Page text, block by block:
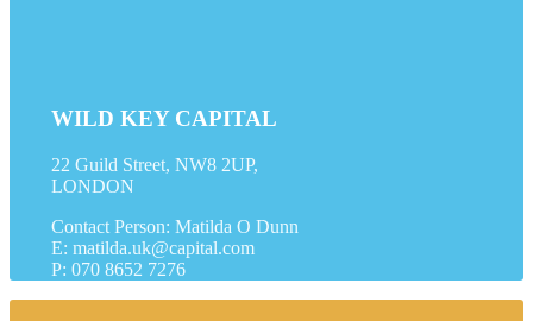
WILD KEY CAPITAL
22 Guild Street, NW8 2UP,
LONDON
Contact Person: Matilda O Dunn
E: matilda.uk@capital.com
P: 070 8652 7276